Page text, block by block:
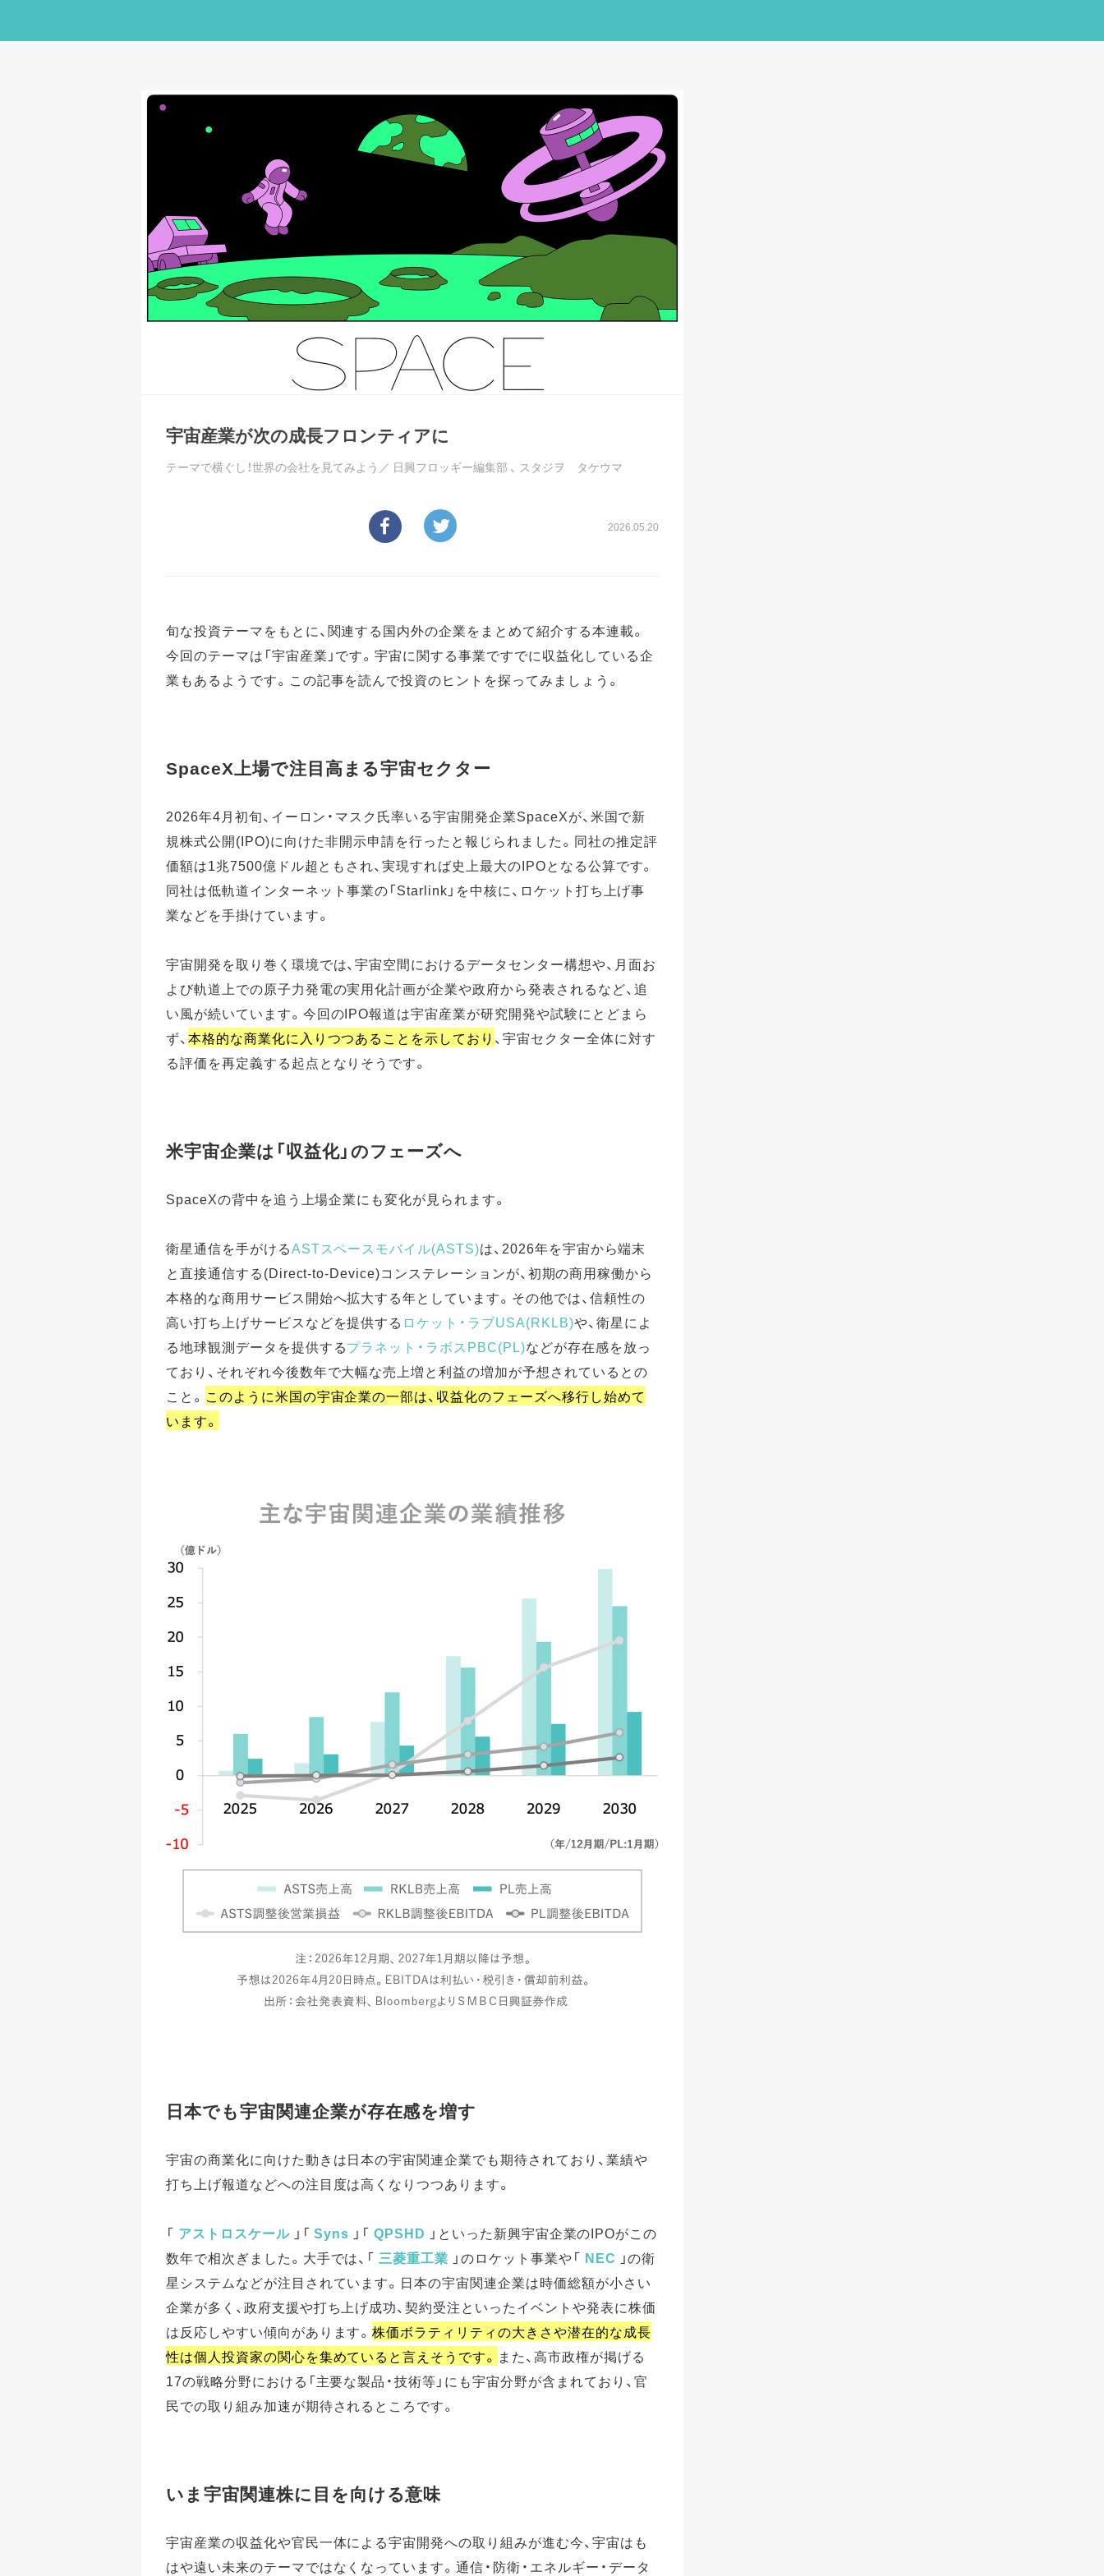
宇宙産業が次の成長フロンティアに
テーマで横ぐし！世界の会社を見てみよう／ 日興フロッギー編集部 、 スタジヲ タケウマ
2026.05.20
旬な投資テーマをもとに、関連する国内外の企業をまとめて紹介する本連載。
今回のテーマは「宇宙産業」です。宇宙に関する事業ですでに収益化している企
業もあるようです。この記事を読んで投資のヒントを探ってみましょう。
SpaceX上場で注目高まる宇宙セクター
2026年4月初旬、イーロン・マスク氏率いる宇宙開発企業SpaceXが、米国で新
規株式公開(IPO)に向けた非開示申請を行ったと報じられました。同社の推定評
価額は1兆7500億ドル超ともされ、実現すれば史上最大のIPOとなる公算です。
同社は低軌道インターネット事業の「Starlink」を中核に、ロケット打ち上げ事
業などを手掛けています。
宇宙開発を取り巻く環境では、宇宙空間におけるデータセンター構想や、月面お
よび軌道上での原子力発電の実用化計画が企業や政府から発表されるなど、追
い風が続いています。今回のIPO報道は宇宙産業が研究開発や試験にとどまら
ず、本格的な商業化に入りつつあることを示しており 、宇宙セクター全体に対す
る評価を再定義する起点となりそうです。
米宇宙企業は「収益化」のフェーズへ
SpaceXの背中を追う上場企業にも変化が見られます。
衛星通信を手がけるASTスペースモバイル(ASTS)は、2026年を宇宙から端末
と直接通信する(Direct-to-Device)コンステレーションが、初期の商用稼働から
本格的な商用サービス開始へ拡大する年としています。その他では、信頼性の
高い打ち上げサービスなどを提供する ロケット・ラブUSA(RKLB)や、衛星によ
る地球観測データを提供するプラネット・ラボスPBC(PL)などが存在感を放っ
ており、それぞれ今後数年で大幅な売上増と利益の増加が予想されているとの
こと。 このように米国の宇宙企業の一部は、収益化のフェーズへ移行し始めて
います。
日本でも宇宙関連企業が存在感を増す
宇宙の商業化に向けた動きは日本の宇宙関連企業でも期待されており、業績や
打ち上げ報道などへの注目度は高くなりつつあります。
「 アストロスケール」「Syns 」「QPSHD 」といった新興宇宙企業のIPOがこの
数年で相次ぎました。大手では、「三菱重工業 」のロケット事業や「 NEC 」の衛
星システムなどが注目されています。日本の宇宙関連企業は時価総額が小さい
企業が多く、政府支援や打ち上げ成功、契約受注といったイベントや発表に株価
は反応しやすい傾向があります。株価ボラティリティの大きさや潜在的な成長
性は個人投資家の関心を集めていると言えそうです。 また、高市政権が掲げる
17の戦略分野における「主要な製品・技術等」にも宇宙分野が含まれており、官
民での取り組み加速が期待されるところです。
いま宇宙関連株に目を向ける意味
宇宙産業の収益化や官民一体による宇宙開発への取り組みが進む今、宇宙はも
はや遠い未来のテーマではなくなっています。通信・防衛・エネルギー・データ